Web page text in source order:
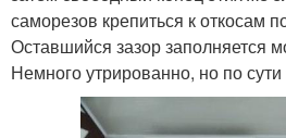
саморезов крепиться к откосам
Оставшийся зазор заполняется
Немного утрированно, но по сути